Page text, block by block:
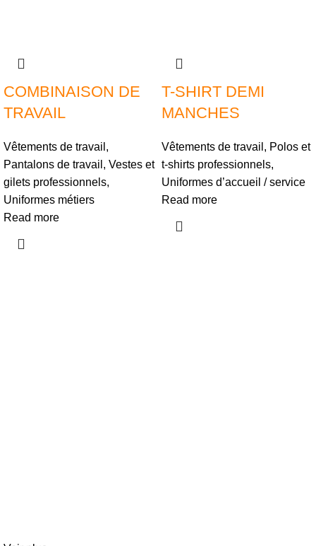
COMBINAISON DE
TRAVAIL
Vêtements de travail ,
Pantalons de travail , Vestes et
gilets professionnels,
Uniformes métiers
Read more
T-SHIRT DEMI
MANCHES
Vêtements de travail , Polos et
t-shirts professionnels,
Uniformes d’accueil / service
Read more